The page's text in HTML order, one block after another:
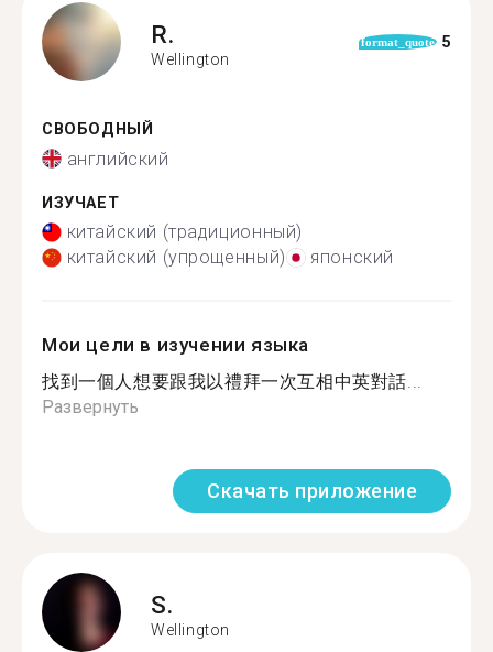
R.
Wellington
format_quote 5
СВОБОДНЫЙ
английский
ИЗУЧАЕТ
китайский (традиционный)
китайский (упрощенный)
японский
Мои цели в изучении языка
找到一個人想要跟我以禮拜一次互相中英對話...
Развернуть
Скачать приложение
S.
Wellington